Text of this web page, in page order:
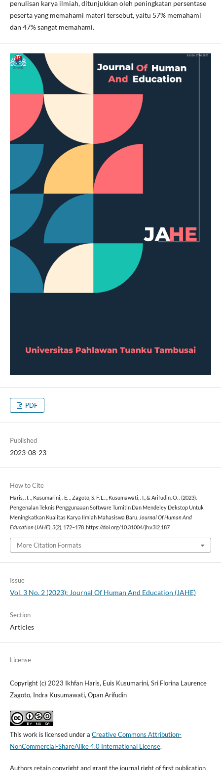
penulisan karya ilmiah, ditunjukkan oleh peningkatan persentase
peserta yang memahami materi tersebut, yaitu 57% memahami
dan 47% sangat memahami.
PDF
Published
2023-08-23
How to Cite
Haris, . I. ., Kusumarini, . E. ., Zagoto, S. F. L. ., Kusumawati, . I., & Arifudin, O. . (2023).
Pengenalan Teknis Penggunaaan Software Turnitin Dan Mendeley Dekstop Untuk
Meningkatkan Kualitas Karya Ilmiah Mahasiswa Baru. Journal Of Human And
Education (JAHE), 3(2), 172–178. https://doi.org/10.31004/jh.v3i2.187
More Citation Formats
Issue
Vol. 3 No. 2 (2023): Journal Of Human And Education (JAHE)
Section
Articles
License
Copyright (c) 2023 Ikhfan Haris, Euis Kusumarini, Sri Florina Laurence
Zagoto, Indra Kusumawati, Opan Arifudin
This work is licensed under a Creative Commons Attribution-
NonCommercial-ShareAlike 4.0 International License.
Authors retain copyright and grant the journal right of first publication